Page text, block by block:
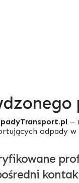
–
odpady w